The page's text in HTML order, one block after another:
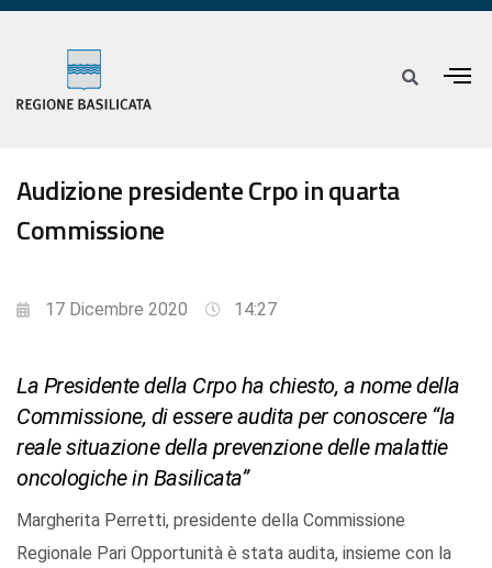
Audizione presidente Crpo in quarta
Commissione
17 Dicembre 2020 14:27
La Presidente della Crpo ha chiesto, a nome della
Commissione, di essere audita per conoscere “la
reale situazione della prevenzione delle malattie
oncologiche in Basilicata”
Margherita Perretti, presidente della Commissione
Regionale Pari Opportunità è stata audita, insieme con la